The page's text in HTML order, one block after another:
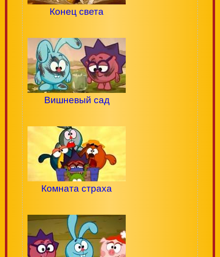
Конец света
Вишневый сад
Комната страха